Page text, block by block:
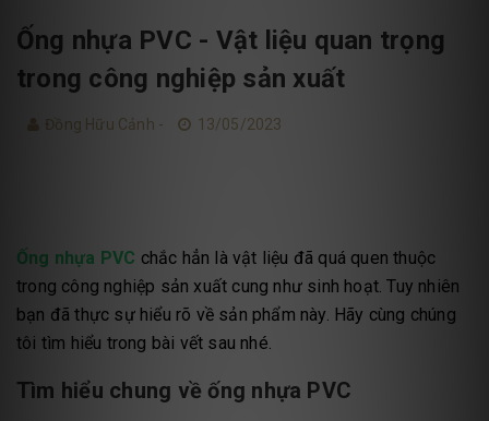
Ống nhựa PVC - Vật liệu quan trọng
trong công nghiệp sản xuất
Đồng Hữu Cảnh - 13/05/2023
Ống nhựa PVC chắc hẳn là vật liệu đã quá quen thuộc
trong công nghiệp sản xuất cung như sinh hoạt. Tuy nhiên
bạn đã thực sự hiểu rõ về sản phẩm này. Hãy cùng chúng
tôi tìm hiểu trong bài vết sau nhé.
Tìm hiểu chung về ống nhựa PVC